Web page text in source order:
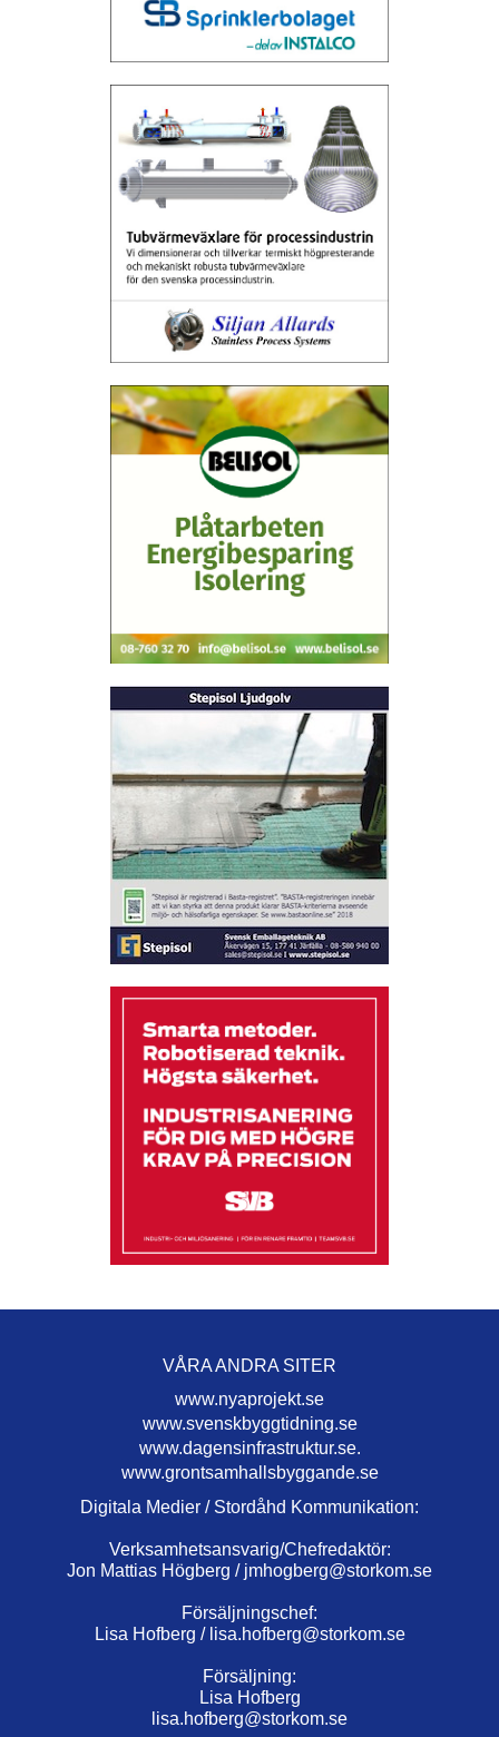
VÅRA ANDRA SITER
www.nyaprojekt.se
www.svenskbyggtidning.se
www.dagensinfrastruktur.se.
www.grontsamhallsbyggande.se
Digitala Medier / Stordåhd Kommunikation:
Verksamhetsansvarig/Chefredaktör:
Jon Mattias Högberg / jmhogberg@storkom.se
Försäljningschef:
Lisa Hofberg / lisa.hofberg@storkom.se
Försäljning:
Lisa Hofberg
lisa.hofberg@storkom.se